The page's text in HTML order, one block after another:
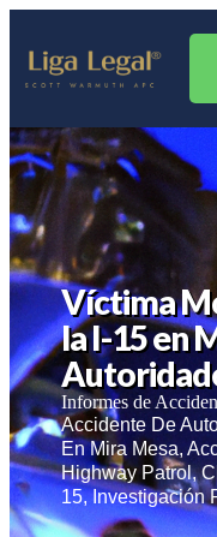
Nota:
sitio
web
sistema
de
accesibilidad.
Víctima
la I-15 en
Informes de
Accidente De
En Mira Mesa,
Highway Patrol,
15,Investigación